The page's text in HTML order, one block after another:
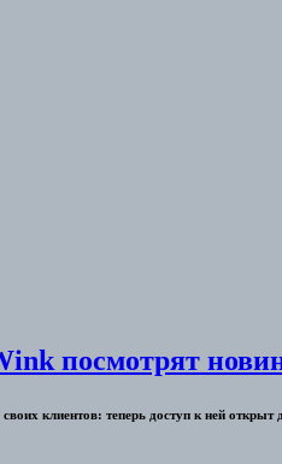
посмотрят
клиентов: теперь доступ к ней